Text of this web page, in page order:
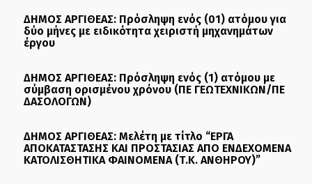
ΔΗΜΟΣ ΑΡΓΙΘΕΑΣ: Πρόσληψη ενός (01) ατόμου για
δύο μήνες με ειδικότητα χειριστή μηχανημάτων
έργου
ΔΗΜΟΣ ΑΡΓΙΘΕΑΣ: Πρόσληψη ενός (1) ατόμου με
σύμβαση ορισμένου χρόνου (ΠΕ ΓΕΩΤΕΧΝΙΚΩΝ/ΠΕ
ΔΑΣΟΛΟΓΩΝ)
ΔΗΜΟΣ ΑΡΓΙΘΕΑΣ: Μελέτη με τίτλο “ΕΡΓΑ
ΑΠΟΚΑΤΑΣΤΑΣΗΣ ΚΑΙ ΠΡΟΣΤΑΣΙΑΣ ΑΠΟ ΕΝΔΕΧΟΜΕΝΑ
ΚΑΤΟΛΙΣΘΗΤΙΚΑ ΦΑΙΝΟΜΕΝΑ (Τ.Κ. ΑΝΘΗΡΟΥ)”